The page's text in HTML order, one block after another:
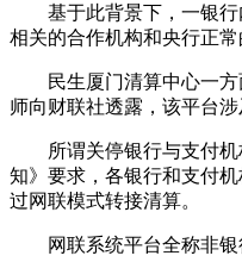
基于此背景下，一银行内
相关的合作机构和央行正
民生厦门清算中心一方面
师向财联社透露，该平台涉
所谓关停银行与支付机
知》要求，各银行和支付
过网联模式转接清算。
网联系统平台全称非银行